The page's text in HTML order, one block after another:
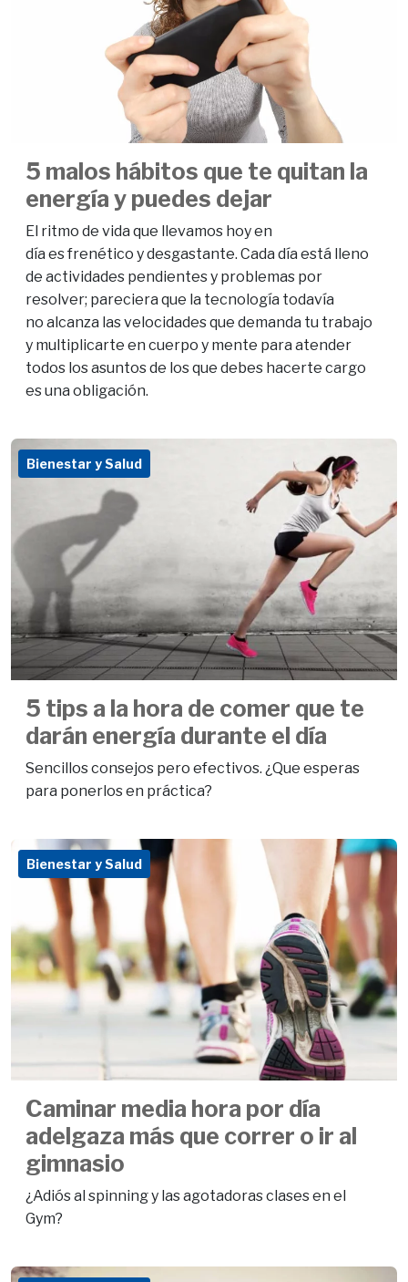
5 malos hábitos que te quitan la
energía y puedes dejar
El ritmo de vida que llevamos hoy en
día es frenético y desgastante. Cada día está lleno
de actividades pendientes y problemas por
resolver; pareciera que la tecnología todavía
no alcanza las velocidades que demanda tu trabajo
y multiplicarte en cuerpo y mente para atender
todos los asuntos de los que debes hacerte cargo
es una obligación.
Bienestar y Salud
5 tips a la hora de comer que te
darán energía durante el día
Sencillos consejos pero efectivos. ¿Que esperas
para ponerlos en práctica?
Bienestar y Salud
Caminar media hora por día
adelgaza más que correr o ir al
gimnasio
¿Adiós al spinning y las agotadoras clases en el
Gym?